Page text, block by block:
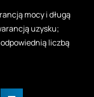
mocy i długą
uzysku;
liczbą